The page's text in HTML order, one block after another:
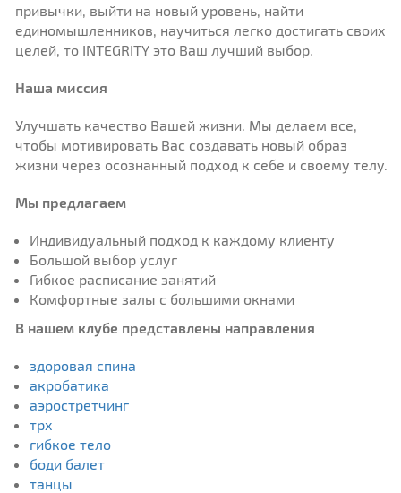
привычки, выйти на новый уровень, найти
единомышленников, научиться легко достигать своих
целей, то INTEGRITY это Ваш лучший выбор.
Наша миссия
Улучшать качество Вашей жизни. Мы делаем все,
чтобы мотивировать Вас создавать новый образ
жизни через осознанный подход к себе и своему телу.
Мы предлагаем
Индивидуальный подход к каждому клиенту
Большой выбор услуг
Гибкое расписание занятий
Комфортные залы с большими окнами
В нашем клубе представлены направления
здоровая спина
акробатика
аэростретчинг
трх
гибкое тело
боди балет
танцы